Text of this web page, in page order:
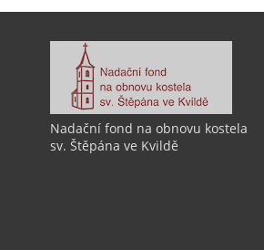
Nadační fond na obnovu kostela
sv. Štěpána ve Kvildě